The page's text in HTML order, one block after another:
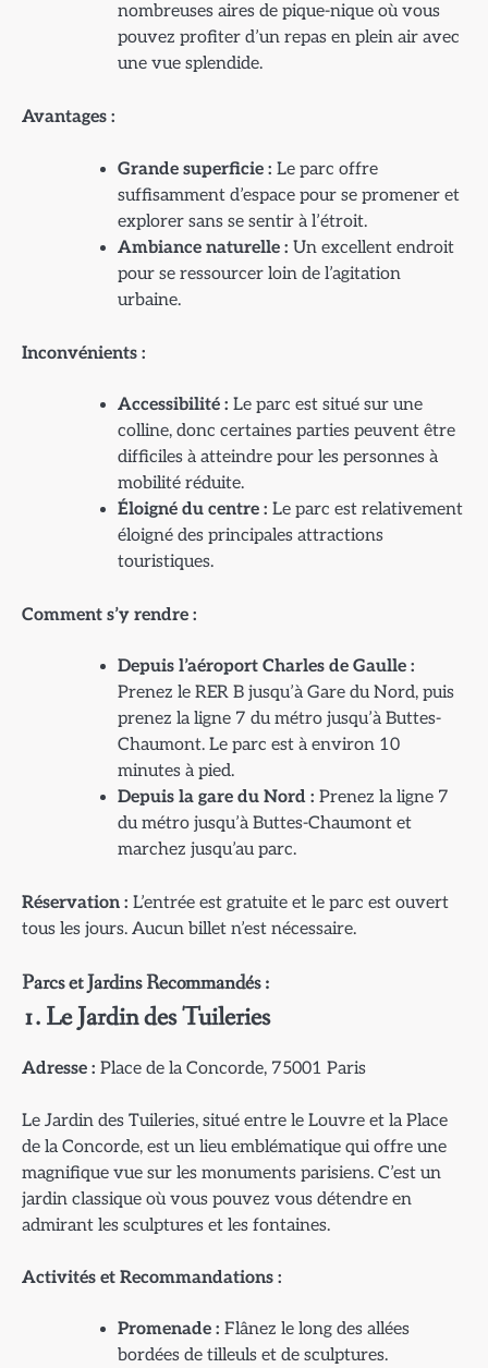
nombreuses aires de pique-nique où vous
pouvez profiter d’un repas en plein air avec
une vue splendide.
Avantages :
Grande superficie : Le parc offre
suffisamment d’espace pour se promener et
explorer sans se sentir à l’étroit.
Ambiance naturelle : Un excellent endroit
pour se ressourcer loin de l’agitation
urbaine.
Inconvénients :
Accessibilité : Le parc est situé sur une
colline, donc certaines parties peuvent être
difficiles à atteindre pour les personnes à
mobilité réduite.
Éloigné du centre : Le parc est relativement
éloigné des principales attractions
touristiques.
Comment s’y rendre :
Depuis l’aéroport Charles de Gaulle :
Prenez le RER B jusqu’à Gare du Nord, puis
prenez la ligne 7 du métro jusqu’à Buttes-
Chaumont. Le parc est à environ 10
minutes à pied.
Depuis la gare du Nord : Prenez la ligne 7
du métro jusqu’à Buttes-Chaumont et
marchez jusqu’au parc.
Réservation : L’entrée est gratuite et le parc est ouvert
tous les jours. Aucun billet n’est nécessaire.
Parcs et Jardins Recommandés :
1. Le Jardin des Tuileries
Adresse : Place de la Concorde, 75001 Paris
Le Jardin des Tuileries, situé entre le Louvre et la Place
de la Concorde, est un lieu emblématique qui offre une
magnifique vue sur les monuments parisiens. C’est un
jardin classique où vous pouvez vous détendre en
admirant les sculptures et les fontaines.
Activités et Recommandations :
Promenade : Flânez le long des allées
bordées de tilleuls et de sculptures.